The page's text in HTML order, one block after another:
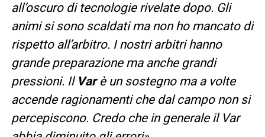
all’oscuro di tecnologie rivelate dopo. Gli
animi si sono scaldati ma non ho mancato di
rispetto all’arbitro. I nostri arbitri hanno
grande preparazione ma anche grandi
pressioni. Il Varè un sostegno ma a volte
accende ragionamenti che dal campo non si
percepiscono. Credo che in generale il Var